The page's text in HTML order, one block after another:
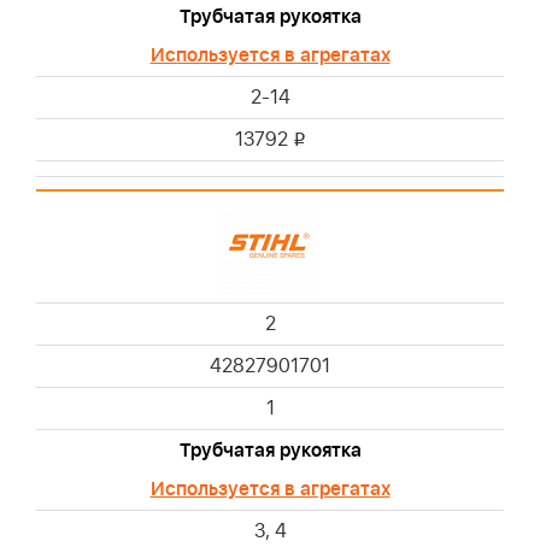
Трубчатая рукоятка
Используется в агрегатах
2-14
13792 i
2
42827901701
1
Трубчатая рукоятка
Используется в агрегатах
3, 4